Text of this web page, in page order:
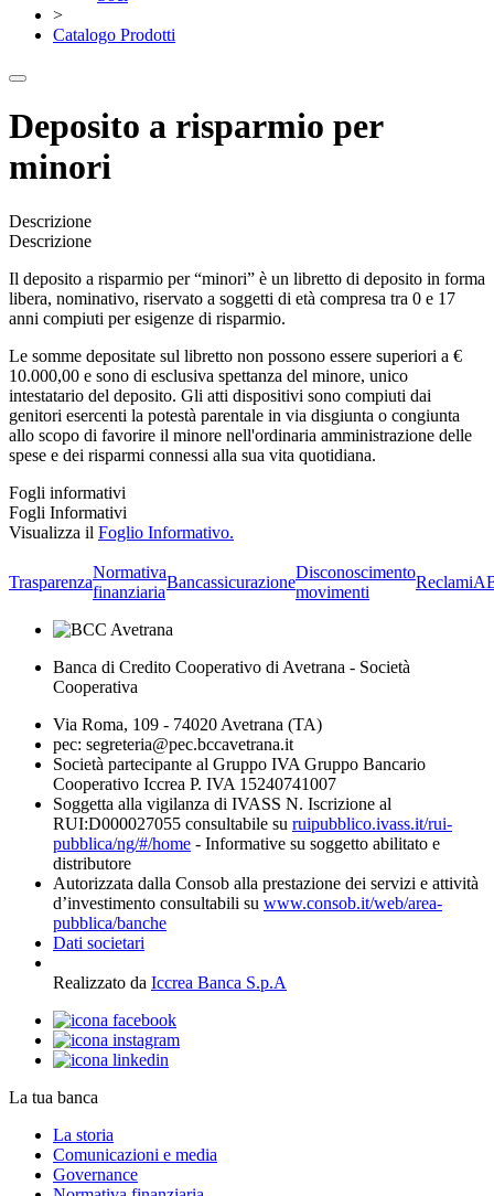
>
Catalogo Prodotti
Deposito a risparmio per
minori
Descrizione
Descrizione
Il deposito a risparmio per “minori” è un libretto di deposito in forma
libera, nominativo, riservato a soggetti di età compresa tra 0 e 17
anni compiuti per esigenze di risparmio.
Le somme depositate sul libretto non possono essere superiori a €
10.000,00 e sono di esclusiva spettanza del minore, unico
intestatario del deposito. Gli atti dispositivi sono compiuti dai
genitori esercenti la potestà parentale in via disgiunta o congiunta
allo scopo di favorire il minore nell'ordinaria amministrazione delle
spese e dei risparmi connessi alla sua vita quotidiana.
Fogli informativi
Fogli Informativi
Visualizza il Foglio Informativo.
Trasparenza
Normativa
finanziaria
Bancassicurazione
Disconoscimento
movimenti
Reclami
Banca di Credito Cooperativo di Avetrana - Società
Cooperativa
Via Roma, 109 - 74020 Avetrana (TA)
pec: segreteria@pec.bccavetrana.it
Società partecipante al Gruppo IVA Gruppo Bancario
Cooperativo Iccrea P. IVA 15240741007
Soggetta alla vigilanza di IVASS N. Iscrizione al
RUI:D000027055 consultabile su ruipubblico.ivass.it/rui-
pubblica/ng/#/home - Informative su soggetto abilitato e
distributore
Autorizzata dalla Consob alla prestazione dei servizi e attività
d’investimento consultabili su www.consob.it/web/area-
pubblica/banche
Dati societari
Realizzato da Iccrea Banca S.p.A
La tua banca
La storia
Comunicazioni e media
Governance